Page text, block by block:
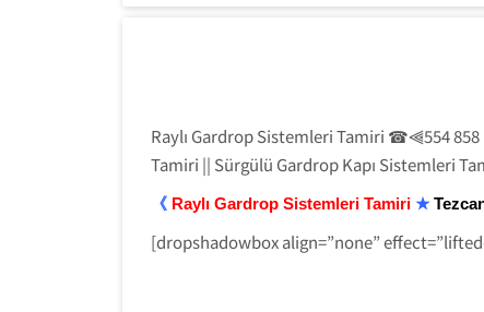
Raylı Gardrop Sistemleri Tamiri ☎⫷554 858
Tamiri || Sürgülü Gardrop Kapı Sistemleri
《 Raylı Gardrop Sistemleri Tamiri ★
[dropshadowbox align=”none”